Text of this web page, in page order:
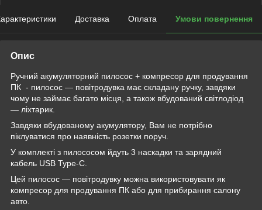
Доставка Оплата Умови повернення
Опис
Ручний акумуляторний пилосос + компресор для продування
ПК - пилосос — повітродувка має складану ручку, завдяки
чому не займає багато місця, а також вбудований світлодіод
— ліхтарик.
Завдяки вбудованому акумулятору, Вам не потрібно
піклуватися про наявність розетки поруч.
У комплекті з пилососом йдуть 3 наскадки та зарядний
кабель USB Type-C.
Цей пилосос — повітродувку можна використовувати як
компресор для продування ПК або для прибирання салону
авто.